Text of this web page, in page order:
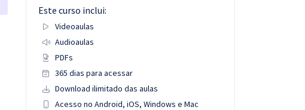
Este curso inclui:
Videoaulas
Audioaulas
PDFs
365 dias para acessar
Download ilimitado das aulas
Acesso no Android, iOS, Windows e Mac